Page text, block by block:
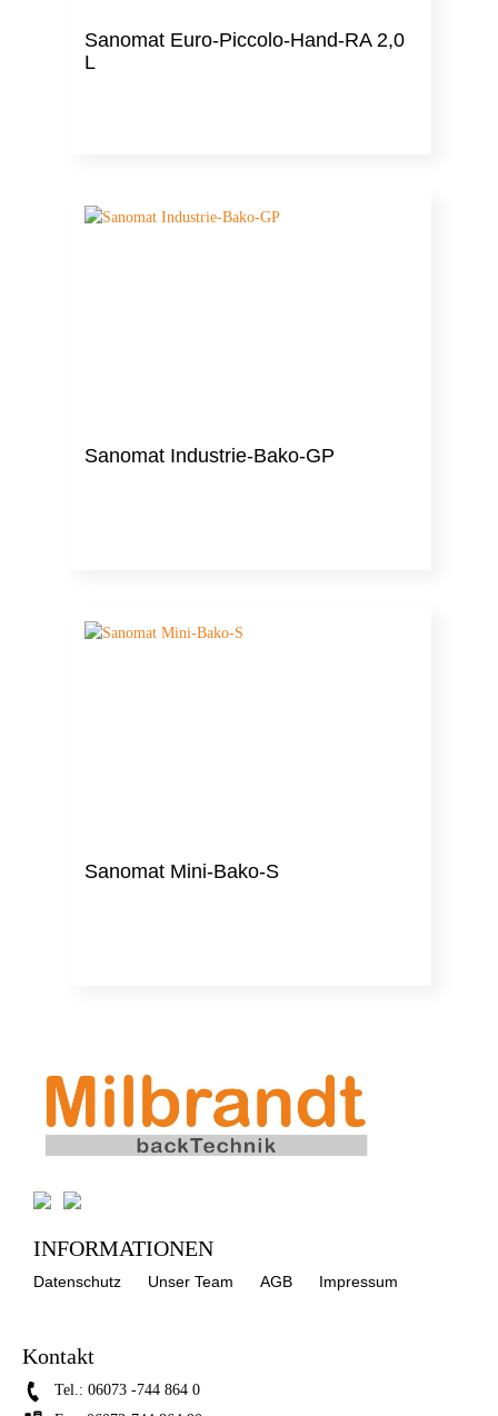
Sanomat Euro-Piccolo-Hand-RA 2,0
L
Sanomat Industrie-Bako-GP
Sanomat Mini-Bako-S
INFORMATIONEN
Datenschutz Unser Team AGB Impressum
Kontakt
Tel.: 06073 -744 864 0